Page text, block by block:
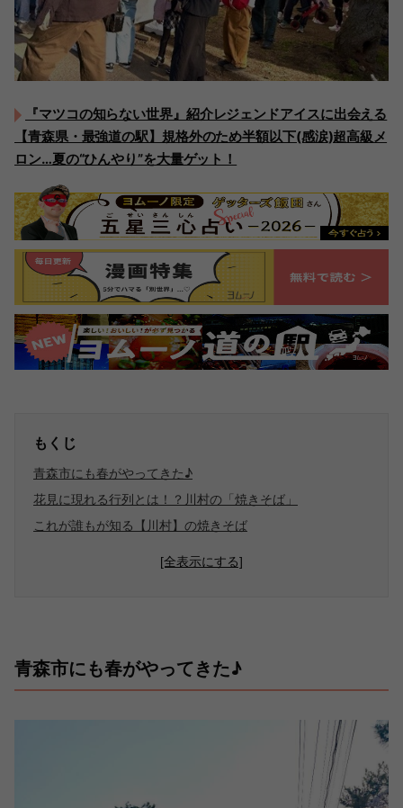
『マツコの知らない世界』紹介レジェンドアイスに出会える
【青森県・最強道の駅】規格外のため半額以下(感涙)超高級メ
ロン…夏の“ひんやり”を大量ゲット！
もくじ
青森市にも春がやってきた♪
花見に現れる行列とは！？川村の「焼きそば」
これが誰もが知る【川村】の焼きそば
[全表示にする]
青森市にも春がやってきた♪